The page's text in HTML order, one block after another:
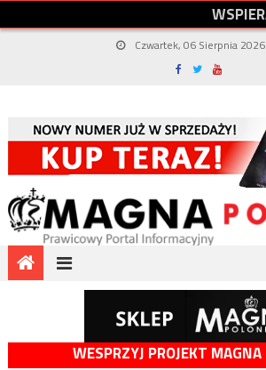
WSPIER
Czwartek, 06 Sierpnia 2026
WESPRZYJ PROJEKT